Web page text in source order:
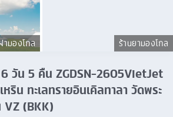
ามองโกล ร้านยามองโกล
6 วัน 5 คืน ZGDSN-2605VietJet
น ทะเลทรายอินเคิลทาลา วัดพระ
(BKK)